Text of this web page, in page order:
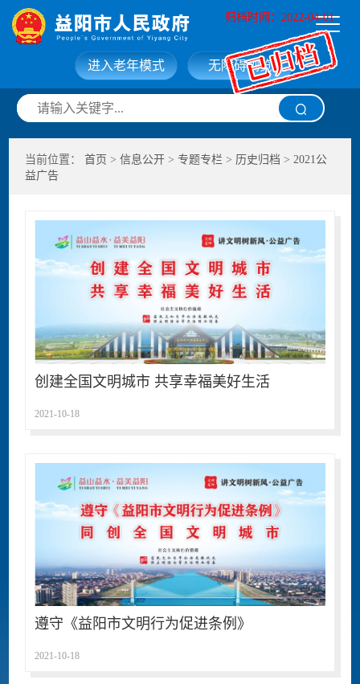
归档时间：2022-04-01
网站首页 走进益阳
信息公开 政务服务
互动交流 政府数据
无障碍浏览
进入老年模式
当前位置：首页 >信息公开 >专题专栏 > 历史归档 >2021公
益广告
创建全国文明城市 共享幸福美好生活
2021-10-18
遵守《益阳市文明行为促进条例》
2021-10-18